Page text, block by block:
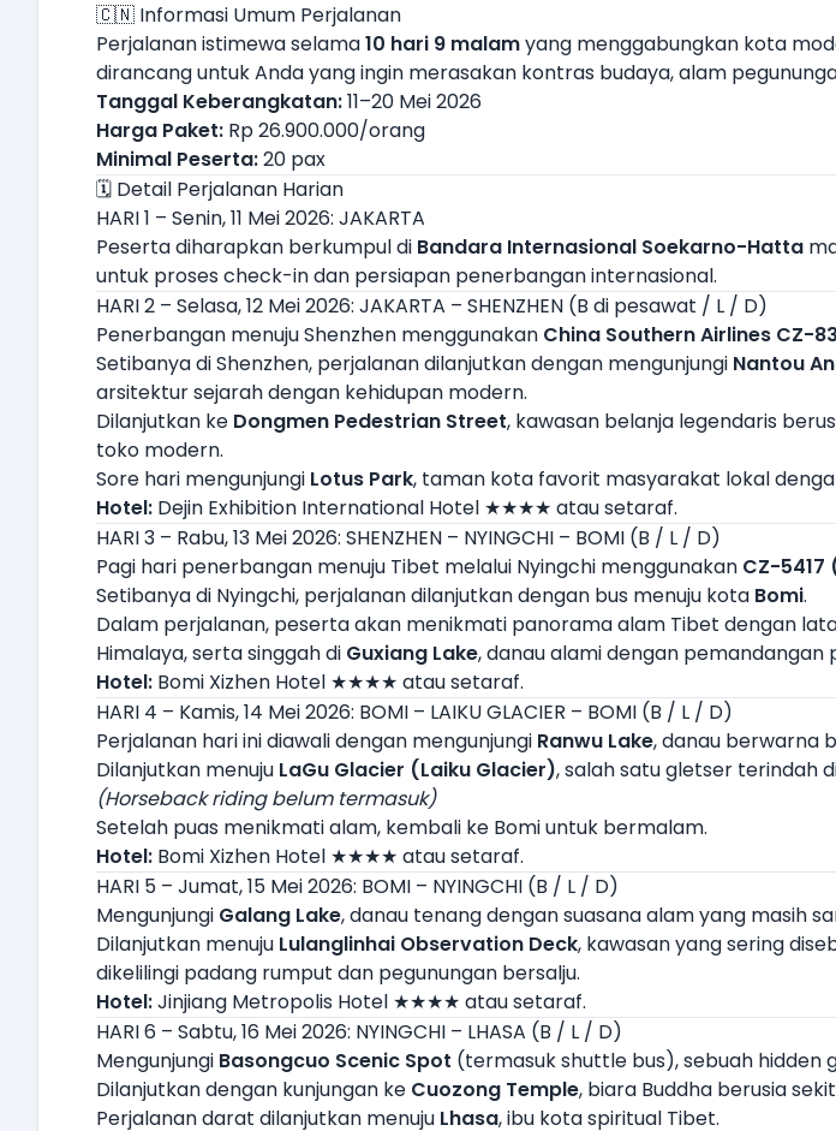
🇨🇳 Informasi Umum Perjalanan
Perjalanan istimewa selama10 hari 9 malamyang menggabungkan kota
dirancang untuk Anda yang ingin merasakan kontras budaya, alam
Tanggal Keberangkatan:11–20 Mei 2026
Harga Paket: Rp 26.900.000/orang
Minimal Peserta:20 pax
🗓️ Detail Perjalanan Harian
HARI 1 – Senin, 11 Mei 2026: JAKARTA
Peserta diharapkan berkumpul di Bandara Internasional Soekarno-Hatta
untuk proses check-in dan persiapan penerbangan internasional.
HARI 2 – Selasa, 12 Mei 2026: JAKARTA – SHENZHEN (B di pesawat / L / D)
Penerbangan menuju Shenzhen menggunakan China Southern Airlines CZ-
Setibanya di Shenzhen, perjalanan dilanjutkan dengan mengunjungi Nantou
arsitektur sejarah dengan kehidupan modern.
Dilanjutkan ke Dongmen Pedestrian Street, kawasan belanja legendaris
toko modern.
Sore hari mengunjungi Lotus Park, taman kota favorit masyarakat lokal
Hotel: Dejin Exhibition International Hotel ★★★★ atau setaraf.
HARI 3 – Rabu, 13 Mei 2026: SHENZHEN – NYINGCHI – BOMI (B / L / D)
Pagi hari penerbangan menuju Tibet melalui Nyingchi menggunakan CZ-5417
Setibanya di Nyingchi, perjalanan dilanjutkan dengan bus menuju kota Bomi.
Dalam perjalanan, peserta akan menikmati panorama alam Tibet dengan
Himalaya, serta singgah di Guxiang Lake, danau alami dengan pemandangan
Hotel: Bomi Xizhen Hotel ★★★★ atau setaraf.
HARI 4 – Kamis, 14 Mei 2026: BOMI – LAIKU GLACIER – BOMI (B / L / D)
Perjalanan hari ini diawali dengan mengunjungi Ranwu Lake, danau berwarna
Dilanjutkan menuju LaGu Glacier (Laiku Glacier), salah satu gletser terindah
(Horseback riding belum termasuk)
Setelah puas menikmati alam, kembali ke Bomi untuk bermalam.
Hotel: Bomi Xizhen Hotel ★★★★ atau setaraf.
HARI 5 – Jumat, 15 Mei 2026: BOMI – NYINGCHI (B / L / D)
Mengunjungi Galang Lake, danau tenang dengan suasana alam yang masih
Dilanjutkan menuju Lulanglinhai Observation Deck, kawasan yang sering
dikelilingi padang rumput dan pegunungan bersalju.
Hotel:Jinjiang Metropolis Hotel ★★★★ atau setaraf.
HARI 6 – Sabtu, 16 Mei 2026: NYINGCHI – LHASA (B / L / D)
Mengunjungi Basongcuo Scenic Spot (termasuk shuttle bus), sebuah hidden
Dilanjutkan dengan kunjungan ke Cuozong Temple, biara Buddha berusia
Perjalanan darat dilanjutkan menuju Lhasa, ibu kota spiritual Tibet.